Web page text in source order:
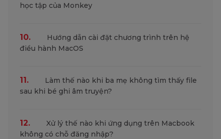
học tập của Monkey
10.
Hướng dẫn cài đặt chương trình trên hệ
điều hành MacOS
11.
Làm thế nào khi ba mẹ không tìm thấy file
sau khi bé ghi âm truyện?
12.
Xử lý thế nào khi ứng dụng trên Macbook
không có chỗ đăng nhập?